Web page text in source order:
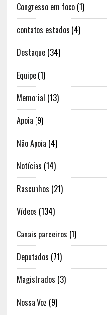
Congresso em foco(1)
contatos estados (4)
Destaque(34)
Equipe(1)
Memorial (13)
Apoia (9)
Não Apoia (4)
Notícias (14)
Rascunhos (21)
Vídeos (134)
Canais parceiros (1)
Deputados (71)
Magistrados (3)
Nossa Voz (9)